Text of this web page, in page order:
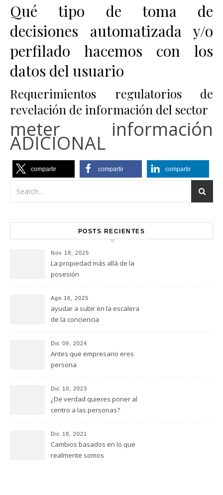
Qué tipo de toma de
decisiones automatizada y/o
perfilado hacemos con los
datos del usuario
Requerimientos regulatorios de
revelación de información del sector
meter información
ADICIONAL
compartir compartir compartir
POSTS RECIENTES
Nov 18, 2025
La propiedad más allá de la
posesión
Ago 16, 2025
ayudar a subir en la escalera
de la conciencia
Dic 09, 2024
Antes que empresario eres
persona
Dic 10, 2023
¿De verdad quieres poner al
centro a las personas?
Dic 18, 2021
Cambios basados en lo que
realmente somos